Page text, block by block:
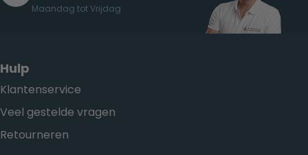
Maandag tot Vrijdag
Hulp
Klantenservice
Veel gestelde vragen
Retourneren